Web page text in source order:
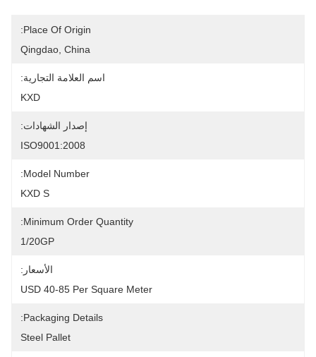
Place Of Origin:
Qingdao, China
اسم العلامة التجارية:
KXD
إصدار الشهادات:
ISO9001:2008
Model Number:
KXD S
Minimum Order Quantity:
1/20GP
الأسعار:
USD 40-85 Per Square Meter
Packaging Details:
Steel Pallet